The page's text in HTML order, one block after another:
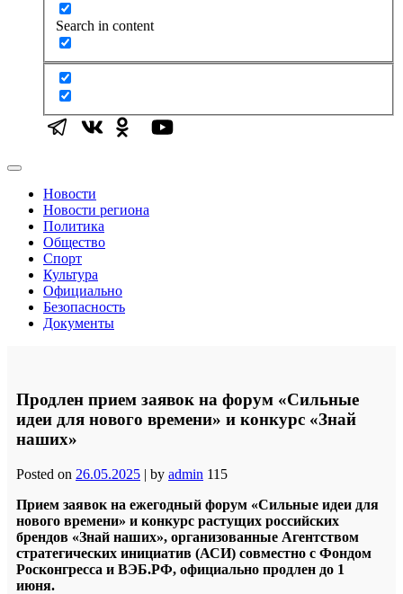
Search in content
Новости
Новости региона
Политика
Общество
Спорт
Культура
Официально
Безопасность
Документы
Продлен прием заявок на форум «Сильные
идеи для нового времени» и конкурс «Знай
наших»
Posted on 26.05.2025 | by admin 115
Прием заявок на ежегодный форум «Сильные идеи для
нового времени» и конкурс растущих российских
брендов «Знай наших», организованные Агентством
стратегических инициатив (АСИ) совместно с Фондом
Росконгресса и ВЭБ.РФ, официально продлен до 1
июня.